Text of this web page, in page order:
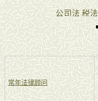
常年法律顾问